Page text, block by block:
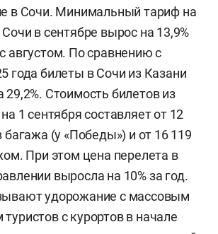
в Сочи. Минимальный тариф на
в сентябре вырос на 13,9%
августом. По сравнению с
года билеты в Сочи из Казани
Стоимость билетов из
1 сентября составляет от 12
багажа (у «Победы») и от 16 119
При этом цена перелета в
выросла на 10% за год.
удорожание с массовым
с курортов в начале